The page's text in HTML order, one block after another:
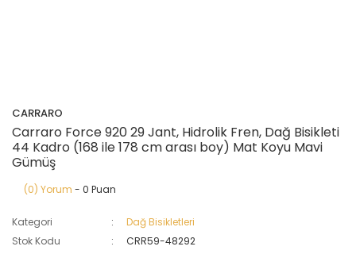
CARRARO
Carraro Force 920 29 Jant, Hidrolik Fren, Dağ Bisikleti
44 Kadro (168 ile 178 cm arası boy) Mat Koyu Mavi
Gümüş
(0) Yorum - 0 Puan
Kategori
Dağ Bisikletleri
Stok Kodu
CRR59-48292